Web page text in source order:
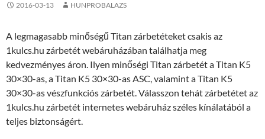
2016-03-13 HUNPROBALAZS
A legmagasabb minőségű Titan zárbetéteket csakis az
1kulcs.hu zárbetét webáruházában találhatja meg
kedvezményes áron. Ilyen minőségi Titan zárbetét a Titan K5
30×30-as, a Titan K5 30×30-as ASC, valamint a Titan K5
30×30-as vészfunkciós zárbetét. Válasszon tehát zárbetétet az
1kulcs.hu zárbetét internetes webáruház széles kínálatából a
teljes biztonságért.